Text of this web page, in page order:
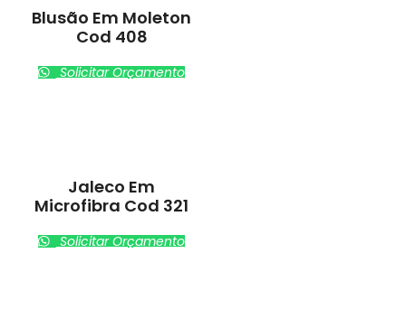
Blusão Em Moleton
Cod 408
Solicitar Orçamento
Jaleco Em
Microfibra Cod 321
Solicitar Orçamento